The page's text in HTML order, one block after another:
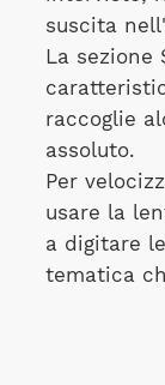
suscita
La sezione
raccoglie
assoluto.
Per
usare la
a digitare
tematica